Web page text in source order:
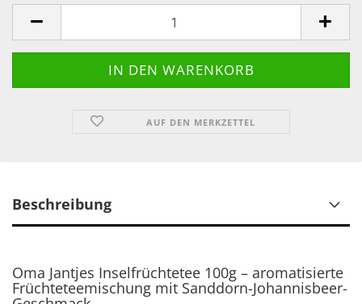
AUF DEN MERKZETTEL
Beschreibung
Oma Jantjes Inselfrüchtetee 100g – aromatisierte
Früchteteemischung mit Sanddorn-Johannisbeer-